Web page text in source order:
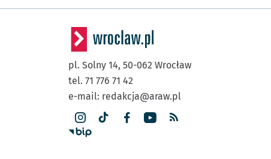
pl. Solny 14, 50-062 Wrocław
tel. 71 776 71 42
e-mail: redakcja@araw.pl